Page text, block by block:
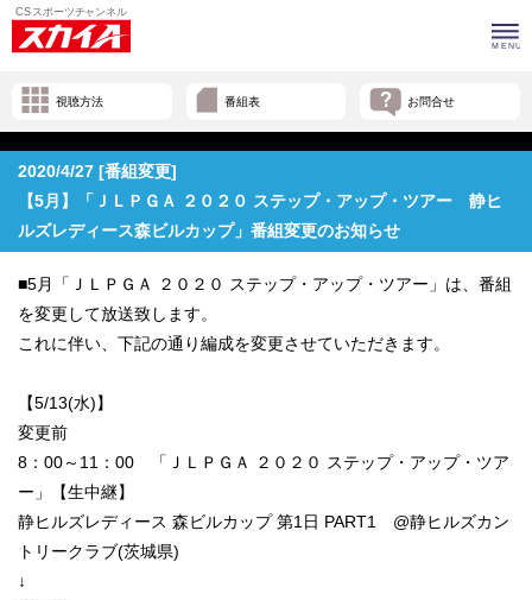
視聴方法 番組表 お問合せ
2020/4/27 [番組変更]
【5月】「ＪＬＰＧＡ ２０２０ ステップ・アップ・ツアー 静ヒ
ルズレディース森ビルカップ」番組変更のお知らせ
■5月「ＪＬＰＧＡ ２０２０ ステップ・アップ・ツアー」は、番組
を変更して放送致します。
これに伴い、下記の通り編成を変更させていただきます。
【5/13(水)】
変更前
8：00～11：00 「ＪＬＰＧＡ ２０２０ ステップ・アップ・ツア
ー」【生中継】
静ヒルズレディース 森ビルカップ 第1日 PART1 @静ヒルズカン
トリークラブ(茨城県)
↓